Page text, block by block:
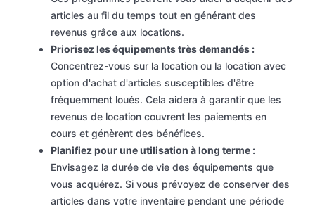
articles au fil du temps tout en générant des
revenus grâce aux locations.
Priorisez les équipements très demandés :
Concentrez-vous sur la location ou la location avec
option d'achat d'articles susceptibles d'être
fréquemment loués. Cela aidera à garantir que les
revenus de location couvrent les paiements en
cours et génèrent des bénéfices.
Planifiez pour une utilisation à long terme :
Envisagez la durée de vie des équipements que
vous acquérez. Si vous prévoyez de conserver des
articles dans votre inventaire pendant une période